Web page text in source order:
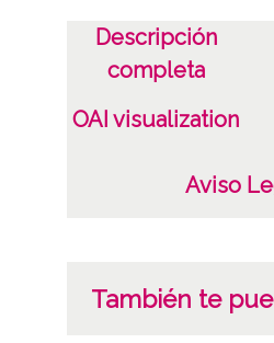
Descripción
completa
OAI visualization
Aviso
También te